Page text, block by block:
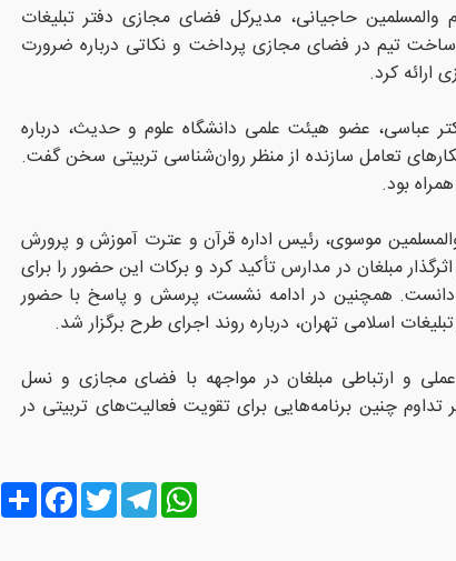
حاجیانی، مدیرکل فضای مجازی دفتر تبلیغات
تیم در فضای مجازی پرداخت و نکاتی درباره ضرورت
ارائه کرد.
عباسی، عضو هیئت علمی دانشگاه علوم و حدیث، درباره
تعامل سازنده از منظر روان‌شناسی تربیتی سخن گفت.
بود.
موسوی، رئیس اداره قرآن و عترت آموزش ‌و پرورش
مبلغان در مدارس تأکید کرد و برکات این حضور را برای
دانست. همچنین در ادامه نشست، پرسش و پاسخ با حضور
اسلامی تهران، درباره روند اجرای طرح برگزار شد.
و ارتباطی مبلغان در مواجهه با فضای مجازی و نسل
تداوم چنین برنامه‌هایی برای تقویت فعالیت‌های تربیتی در
Share
FacebookTwitter
Telegram
WhatsApp